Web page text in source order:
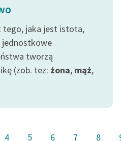
tego, jaka jest istota,
jednostkowe
tworzą
(zob. tez: żona, mąż,
4 5 6 7 8